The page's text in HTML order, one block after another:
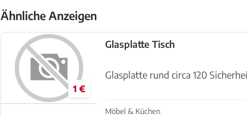
Ähnliche Anzeigen
1 €
Glasplatte Tisch
Glasplatte rund circa 120
Möbel & Küchen